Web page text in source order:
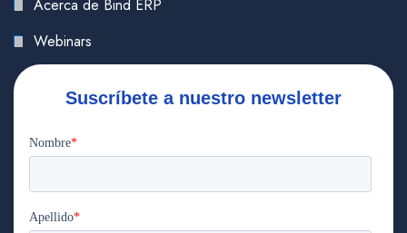
Acerca de Bind ERP
Webinars
Suscríbete a nuestro newsletter